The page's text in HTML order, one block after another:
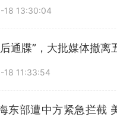
18 13:30:04
通牒”，大批媒体撤离
18 11:33:54
东部遭中方紧急拦截